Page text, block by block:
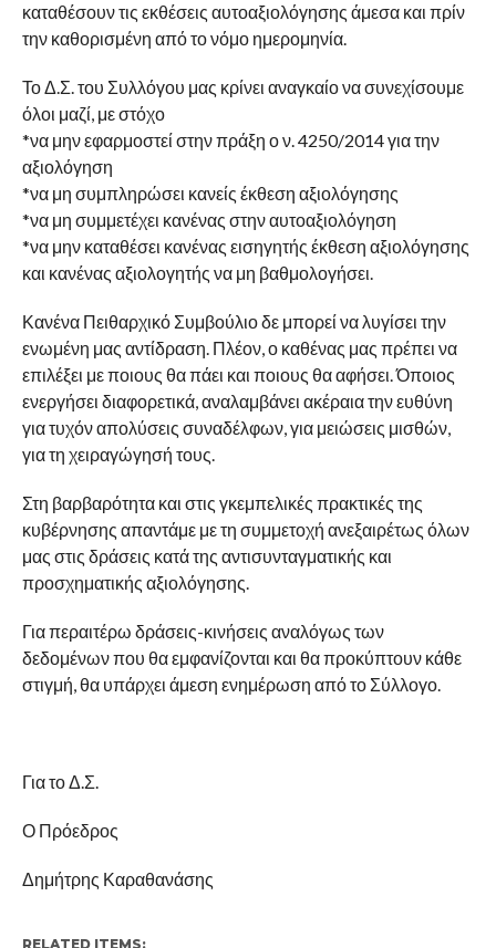
καταθέσουν τις εκθέσεις αυτοαξιολόγησης άμεσα και πρίν
την καθορισμένη από το νόμο ημερομηνία.
Το Δ.Σ. του Συλλόγου μας κρίνει αναγκαίο να συνεχίσουμε
όλοι μαζί, με στόχο
*να μην εφαρμοστεί στην πράξη ο ν. 4250/2014 για την
αξιολόγηση
*να μη συμπληρώσει κανείς έκθεση αξιολόγησης
*να μη συμμετέχει κανένας στην αυτοαξιολόγηση
*να μην καταθέσει κανένας εισηγητής έκθεση αξιολόγησης
και κανένας αξιολογητής να μη βαθμολογήσει.
Κανένα Πειθαρχικό Συμβούλιο δε μπορεί να λυγίσει την
ενωμένη μας αντίδραση. Πλέον, ο καθένας μας πρέπει να
επιλέξει με ποιους θα πάει και ποιους θα αφήσει. Όποιος
ενεργήσει διαφορετικά, αναλαμβάνει ακέραια την ευθύνη
για τυχόν απολύσεις συναδέλφων, για μειώσεις μισθών,
για τη χειραγώγησή τους.
Στη βαρβαρότητα και στις γκεμπελικές πρακτικές της
κυβέρνησης απαντάμε με τη συμμετοχή ανεξαιρέτως όλων
μας στις δράσεις κατά της αντισυνταγματικής και
προσχηματικής αξιολόγησης.
Για περαιτέρω δράσεις-κινήσεις αναλόγως των
δεδομένων που θα εμφανίζονται και θα προκύπτουν κάθε
στιγμή, θα υπάρχει άμεση ενημέρωση από το Σύλλογο.
Για το Δ.Σ.
Ο Πρόεδρος
Δημήτρης Καραθανάσης
RELATED ITEMS: